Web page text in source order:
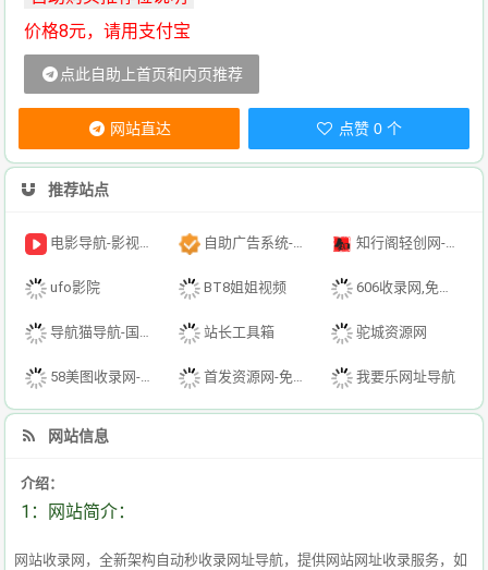
价格8元，请用支付宝
点此自助上首页和内页推荐
网站直达 点赞 0 个
推荐站点
电影导航-影视导航-电影搜索-影视搜索-电影站收录 自助广告系统-自助广告源码-自助投放广告插件 知行阁轻创网-分享网络赚钱项目-全网首发副业项目实操平台-副业创业项目网
ufo影院 BT8姐姐视频 606收录网,免费自动秒收录网址,提供自动收录,网站导航大全源码,自动链,友情链接交换。
导航猫导航-国内专业的技术资源网分类平台 站长工具箱 驼城资源网
58美图收录网-自动收录网站-流量交换-自动链 首发资源网-免费资源下载-最新php源码下载-热门资源下载 我要乐网址导航
网站信息
介绍：
1：网站简介：
网站收录网，全新架构自动秒收录网址导航，提供网站网址收录服务，如